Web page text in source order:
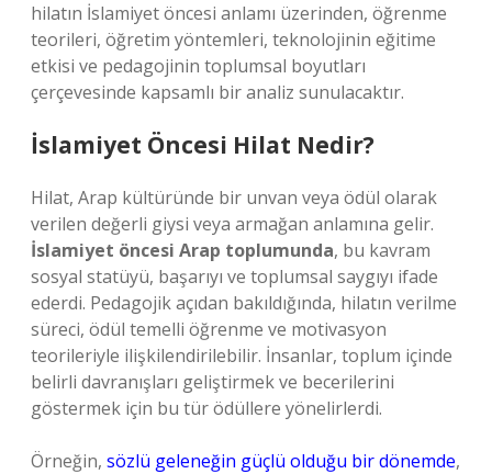
hilatın İslamiyet öncesi anlamı üzerinden, öğrenme
teorileri, öğretim yöntemleri, teknolojinin eğitime
etkisi ve pedagojinin toplumsal boyutları
çerçevesinde kapsamlı bir analiz sunulacaktır.
İslamiyet Öncesi Hilat Nedir?
Hilat, Arap kültüründe bir unvan veya ödül olarak
verilen değerli giysi veya armağan anlamına gelir.
İslamiyet öncesi Arap toplumunda, bu kavram
sosyal statüyü, başarıyı ve toplumsal saygıyı ifade
ederdi. Pedagojik açıdan bakıldığında, hilatın verilme
süreci, ödül temelli öğrenme ve motivasyon
teorileriyle ilişkilendirilebilir. İnsanlar, toplum içinde
belirli davranışları geliştirmek ve becerilerini
göstermek için bu tür ödüllere yönelirlerdi.
Örneğin, sözlü geleneğin güçlü olduğu bir dönemde,